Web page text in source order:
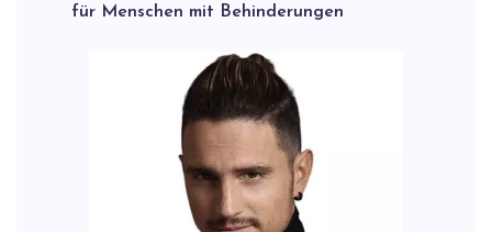
für Menschen mit Behinderungen